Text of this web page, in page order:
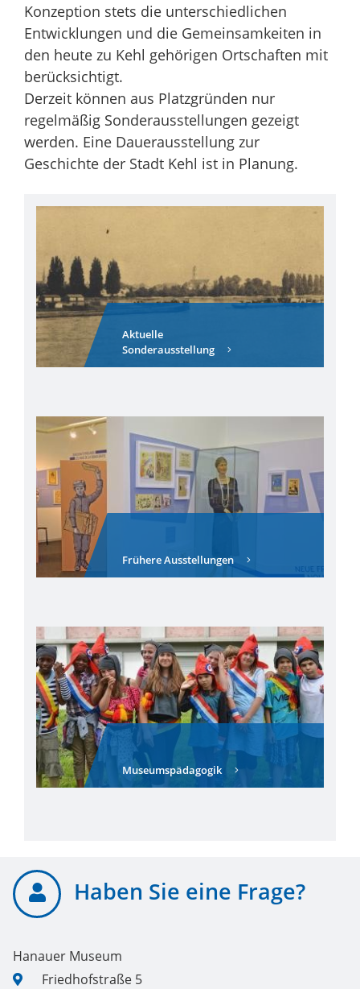
Konzeption stets die unterschiedlichen
Entwicklungen und die Gemeinsamkeiten in
den heute zu Kehl gehörigen Ortschaften mit
berücksichtigt.
Derzeit können aus Platzgründen nur
regelmäßig Sonderausstellungen gezeigt
werden. Eine Dauerausstellung zur
Geschichte der Stadt Kehl ist in Planung.
Aktuelle
Sonderausstellung
Frühere Ausstellungen
Museumspädagogik
Haben Sie eine Frage?
Hanauer Museum
Friedhofstraße 5